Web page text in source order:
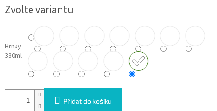
cena:
Zvolte variantu
Hrnky
330ml
Přidat do košíku